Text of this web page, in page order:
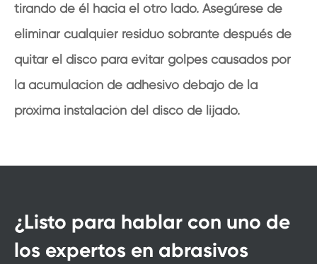
tirando de él hacia el otro lado. Asegúrese de
eliminar cualquier residuo sobrante después de
quitar el disco para evitar golpes causados por
la acumulación de adhesivo debajo de la
próxima instalación del disco de lijado.
¿Listo para hablar con uno de
los expertos en abrasivos